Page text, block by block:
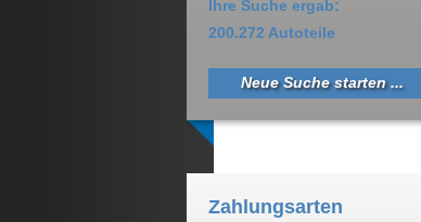
Ihre Suche ergab:
200.272 Autoteile
Neue Suche starten ...
Zahlungsarten